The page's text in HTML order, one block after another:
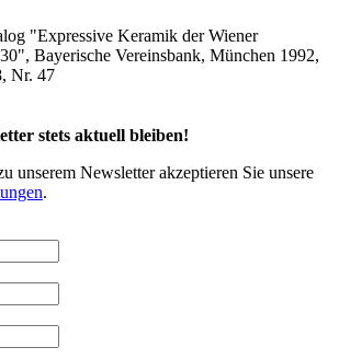
"Expressive Keramik der Wiener
Bayerische Vereinsbank, München 1992,
Nr. 47
stets aktuell bleiben!
unserem Newsletter akzeptieren Sie unsere
.